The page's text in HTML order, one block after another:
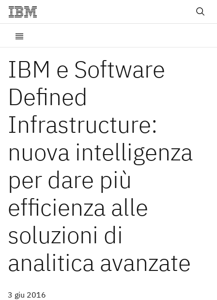
IBM e Software
Defined
Infrastructure:
nuova intelligenza
per dare più
efficienza alle
soluzioni di
analitica avanzate
3 giu 2016